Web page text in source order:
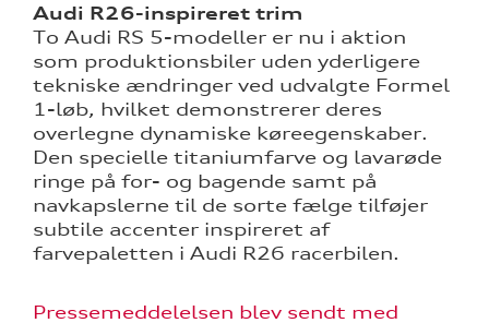
Audi R26-inspireret trim
To Audi RS 5-modeller er nu i aktion
som produktionsbiler uden yderligere
tekniske ændringer ved udvalgte Formel
1-løb, hvilket demonstrerer deres
overlegne dynamiske køreegenskaber.
Den specielle titaniumfarve og lavarøde
ringe på for- og bagende samt på
navkapslerne til de sorte fælge tilføjer
subtile accenter inspireret af
farvepaletten i Audi R26 racerbilen.
Pressemeddelelsen blev sendt med